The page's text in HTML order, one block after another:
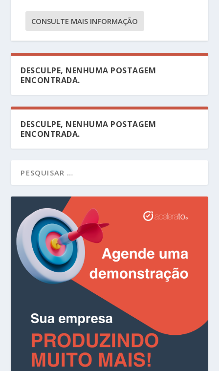
CONSULTE MAIS INFORMAÇÃO
DESCULPE, NENHUMA POSTAGEM
ENCONTRADA.
DESCULPE, NENHUMA POSTAGEM
ENCONTRADA.